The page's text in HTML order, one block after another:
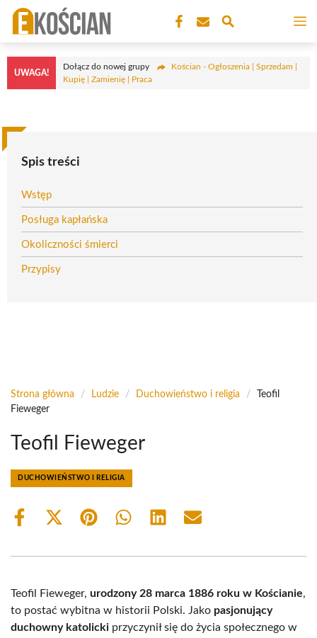
Przejdź
treści
UWAGA!
Dołącz do nowej grupy
Kościan - Ogłoszenia | Sprzedam |
Kupię | Zamienię | Praca
Spis treści
Wstęp
Posługa kapłańska
Okoliczności śmierci
Przypisy
Strona główna / Ludzie / Duchowieństwo i religia /
Teofil
Fieweger
Teofil Fieweger
DUCHOWIEŃSTWO I RELIGIA
Share
Share
(Twitter)
Share Share Share Share
Teofil Fieweger, urodzony 28 marca 1886 roku w Kościanie,
to postać wybitna w historii Polski. Jako pasjonujący
duchowny katolicki przyczynił się do życia społecznego w